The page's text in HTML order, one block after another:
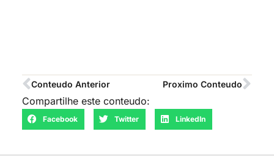
Conteudo Anterior Proximo Conteudo
Compartilhe este conteudo:
Facebook Twitter LinkedIn